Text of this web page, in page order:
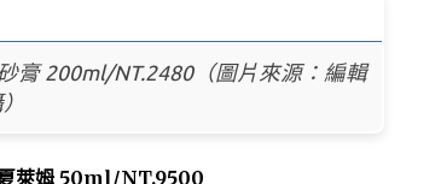
膏 200ml/NT.2480（圖片來源：編輯
夏萊姆 50ml/NT.9500